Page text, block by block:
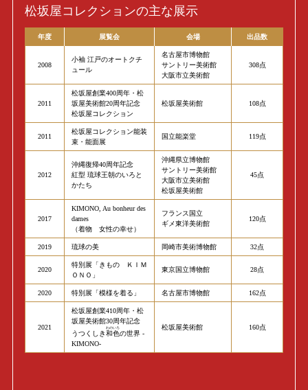
松坂屋コレクションの主な展示
年度 展覧会 会場 出品数
2008
小袖 江戸のオートクチ
ュール
名古屋市博物館
サントリー美術館
大阪市立美術館
308点
2011
松坂屋創業400周年・松
坂屋美術館20周年記念
松坂屋コレクション
松坂屋美術館 108点
2011
松坂屋コレクション能装
束・能面展
国立能楽堂 119点
2012
沖縄復帰40周年記念
紅型 琉球王朝のいろと
かたち
沖縄県立博物館
サントリー美術館
大阪市立美術館
松坂屋美術館
45点
2017
KIMONO, Au bonheur des
dames
（着物 女性の幸せ）
フランス国立
ギメ東洋美術館
120点
2019 琉球の美 岡崎市美術博物館 32点
2020
特別展「きもの ＫＩＭ
ＯＮＯ」
東京国立博物館 28点
2020 特別展「模様を着る」 名古屋市博物館 162点
2021
松坂屋創業410周年・松
坂屋美術館30周年記念
うつくしき和色
わのいろ
の世界 -
KIMONO-
松坂屋美術館 160点